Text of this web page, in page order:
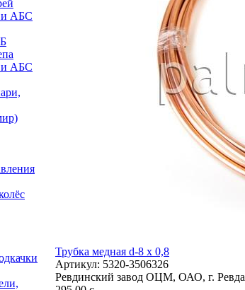
и АБС
и АБС
Трубка медная d-8 х 0,8
Артикул: 5320-3506326
Ревдинский завод ОЦМ, ОАО, г. Ревда